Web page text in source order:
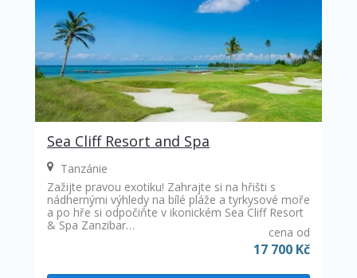
Sea Cliff Resort and Spa
Tanzánie
Zažijte pravou exotiku! Zahrajte si na hřišti s
nádhernými výhledy na bílé pláže a tyrkysové moře
a po hře si odpočiňte v ikonickém Sea Cliff Resort
& Spa Zanzibar…
cena od
17 700 Kč